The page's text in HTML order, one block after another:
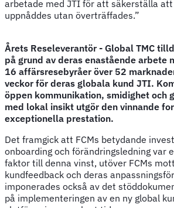
arbetade med JTI för att säkerställa
uppnåddes utan överträffades.”
Årets Reseleverantör - Global TMC
på grund av deras enastående arbete
16 affärsresebyråer över 52
veckor för deras globala kund JTI.
öppen kommunikation, smidighet och
med lokal insikt utgör den vinnande
exceptionella prestation.
Det framgick att FCMs betydande
onboarding och förändringsledning var
faktor till denna vinst, utöver FCMs
kundfeedback och deras
imponerades också av det
på implementeringen av en ny global